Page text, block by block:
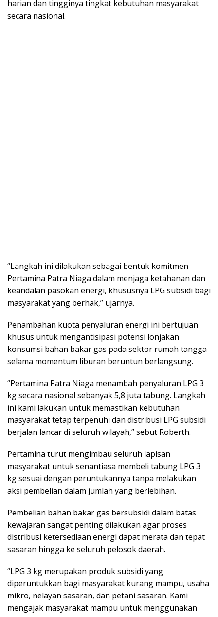
harian dan tingginya tingkat kebutuhan masyarakat
secara nasional.
“Langkah ini dilakukan sebagai bentuk komitmen
Pertamina Patra Niaga dalam menjaga ketahanan dan
keandalan pasokan energi, khususnya LPG subsidi bagi
masyarakat yang berhak,” ujarnya.
Penambahan kuota penyaluran energi ini bertujuan
khusus untuk mengantisipasi potensi lonjakan
konsumsi bahan bakar gas pada sektor rumah tangga
selama momentum liburan beruntun berlangsung.
“Pertamina Patra Niaga menambah penyaluran LPG 3
kg secara nasional sebanyak 5,8 juta tabung. Langkah
ini kami lakukan untuk memastikan kebutuhan
masyarakat tetap terpenuhi dan distribusi LPG subsidi
berjalan lancar di seluruh wilayah,” sebut Roberth.
Pertamina turut mengimbau seluruh lapisan
masyarakat untuk senantiasa membeli tabung LPG 3
kg sesuai dengan peruntukannya tanpa melakukan
aksi pembelian dalam jumlah yang berlebihan.
Pembelian bahan bakar gas bersubsidi dalam batas
kewajaran sangat penting dilakukan agar proses
distribusi ketersediaan energi dapat merata dan tepat
sasaran hingga ke seluruh pelosok daerah.
“LPG 3 kg merupakan produk subsidi yang
diperuntukkan bagi masyarakat kurang mampu, usaha
mikro, nelayan sasaran, dan petani sasaran. Kami
mengajak masyarakat mampu untuk menggunakan